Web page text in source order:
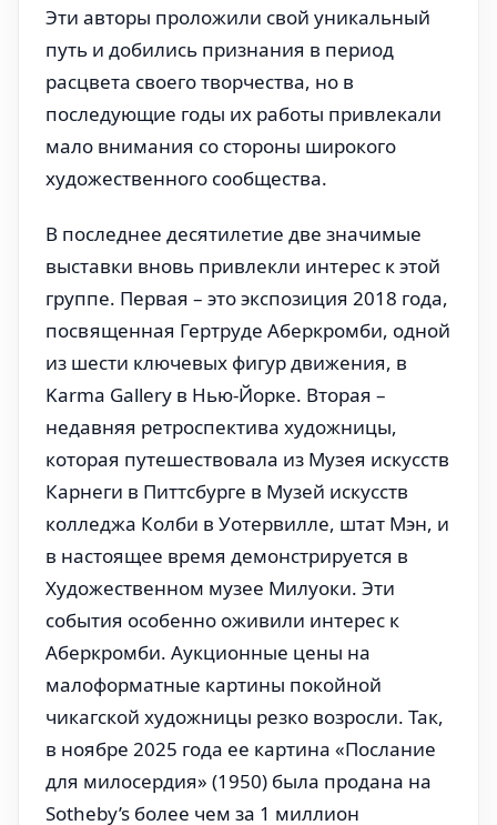
Эти авторы проложили свой уникальный
путь и добились признания в период
расцвета своего творчества, но в
последующие годы их работы привлекали
мало внимания со стороны широкого
художественного сообщества.
В последнее десятилетие две значимые
выставки вновь привлекли интерес к этой
группе. Первая – это экспозиция 2018 года,
посвященная Гертруде Аберкромби, одной
из шести ключевых фигур движения, в
Karma Gallery в Нью-Йорке. Вторая –
недавняя ретроспектива художницы,
которая путешествовала из Музея искусств
Карнеги в Питтсбурге в Музей искусств
колледжа Колби в Уотервилле, штат Мэн, и
в настоящее время демонстрируется в
Художественном музее Милуоки. Эти
события особенно оживили интерес к
Аберкромби. Аукционные цены на
малоформатные картины покойной
чикагской художницы резко возросли. Так,
в ноябре 2025 года ее картина «Послание
для милосердия» (1950) была продана на
Sotheby’s более чем за 1 миллион